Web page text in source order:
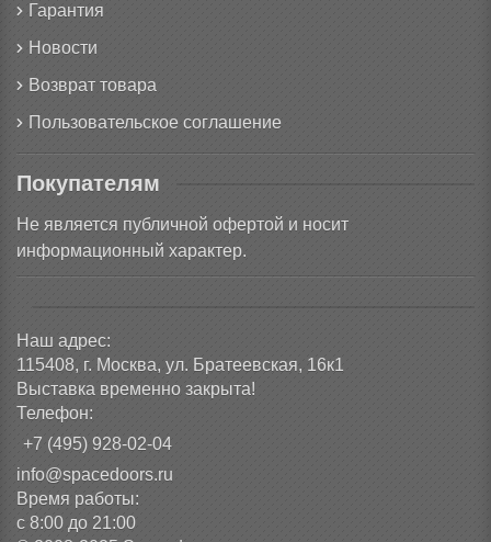
Гарантия
Новости
Возврат товара
Пользовательское соглашение
Покупателям
Не является публичной офертой и носит
информационный характер.
Наш адрес:
115408, г. Москва, ул. Братеевская, 16к1
Выставка временно закрыта!
Телефон:
+7 (495) 928-02-04
info@spacedoors.ru
Время работы:
с 8:00 до 21:00